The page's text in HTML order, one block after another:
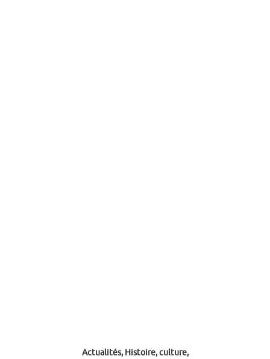
Actualités, Histoire, culture,